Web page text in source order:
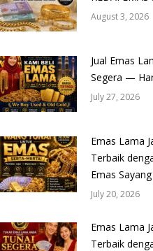
August 3, 2026
Jual Emas
Segera —
July 27, 2026
Emas Lama
Terbaik
Emas Sayang
July 20, 2026
Emas Lama
Terbaik